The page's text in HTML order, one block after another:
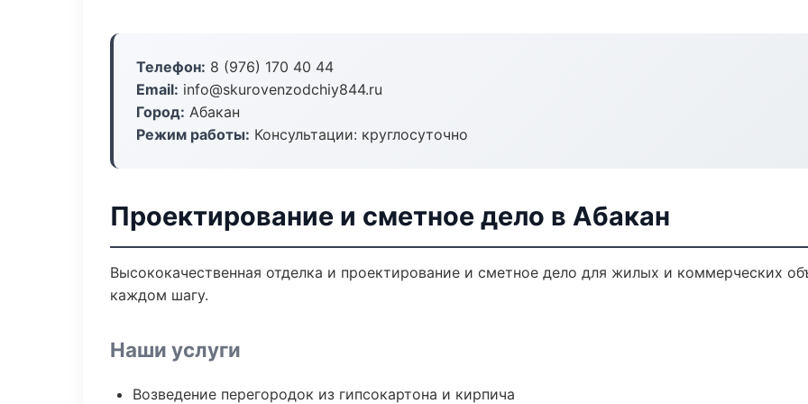
Телефон: 8 (976) 170 40 44
Email: info@skurovenzodchiy844.ru
Город: Абакан
Режим работы: Консультации: круглосуточно
Проектирование и сметное дело в Абакан
Высококачественная отделка и проектирование и сметное дело для жилых и коммерческих
каждом шагу.
Наши услуги
Возведение перегородок из гипсокартона и кирпича